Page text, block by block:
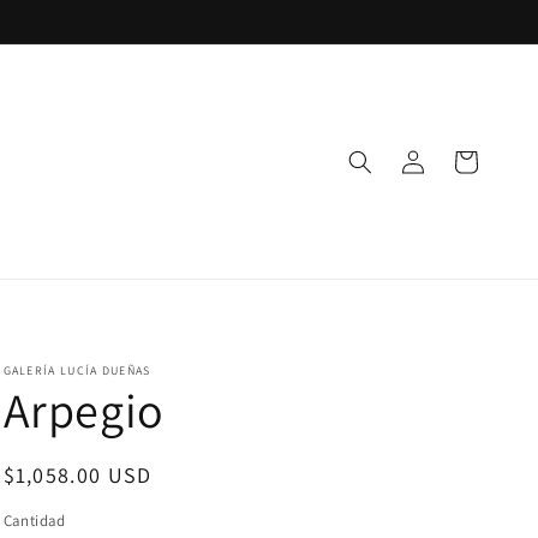
sesión
Carrito
GALERÍA LUCÍA DUEÑAS
Arpegio
Precio
habitual
$1,058.00 USD
Cantidad